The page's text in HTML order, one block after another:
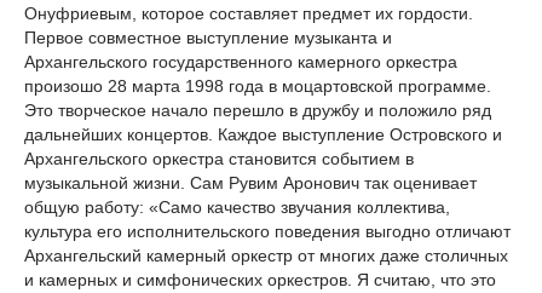
Онуфриевым, которое составляет предмет их гордости.
Первое совместное выступление музыканта и
Архангельского государственного камерного оркестра
произошо 28 марта 1998 года в моцартовской программе.
Это творческое начало перешло в дружбу и положило ряд
дальнейших концертов. Каждое выступление Островского и
Архангельского оркестра становится событием в
музыкальной жизни. Сам Рувим Аронович так оценивает
общую работу: «Само качество звучания коллектива,
культура его исполнительского поведения выгодно отличают
Архангельский камерный оркестр от многих даже столичных
и камерных и симфонических оркестров. Я считаю, что это